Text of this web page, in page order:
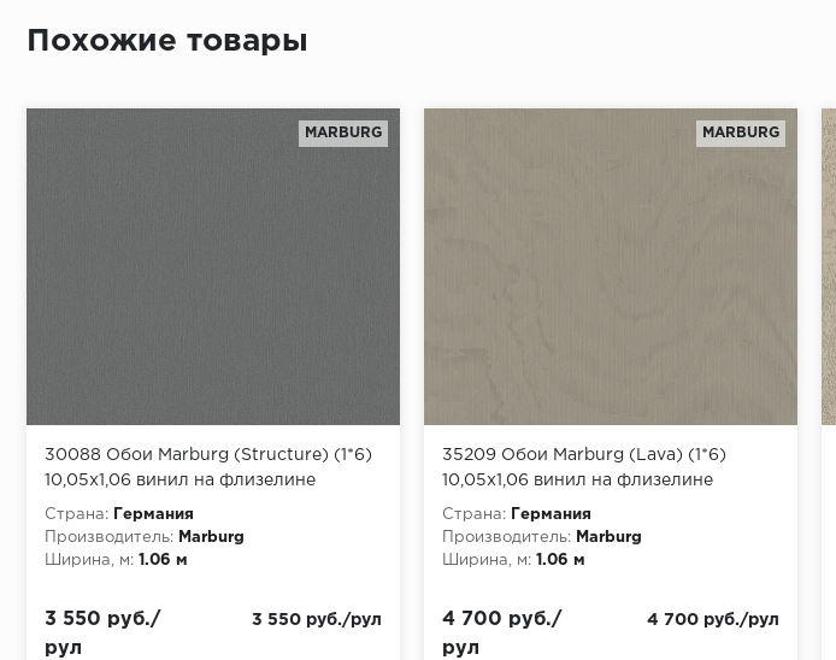
Похожие товары
MARBURG
30088 Обои Marburg (Structure) (1*6)
10,05x1,06 винил на флизелине
Страна:
Германия
Производитель:
Marburg
Ширина, м:
1.06 м
3 550 руб./
рул
3 550 руб./рул
MARBURG
35209 Обои Marburg (Lava) (1*6)
10,05x1,06 винил на флизелине
Страна:
Германия
Производитель:
Marburg
Ширина, м:
1.06 м
4 700 руб./
рул
4 700 руб./рул